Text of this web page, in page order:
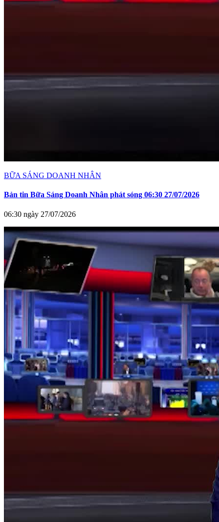
BỮA SÁNG DOANH NHÂN
Bản tin Bữa Sáng Doanh Nhân phát sóng 06:30 27/07/2026
06:30 ngày 27/07/2026